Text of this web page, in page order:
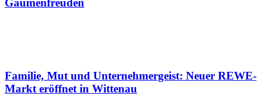
Gaumenfreuden
Familie, Mut und Unternehmergeist: Neuer REWE-
Markt eröffnet in Wittenau